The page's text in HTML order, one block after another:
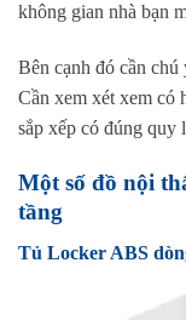
không gian nhà bạn
Bên cạnh đó cần
Cần xem xét xem có
sắp xếp có đúng quy
Một số đồ nội
tầng
Tủ Locker ABS